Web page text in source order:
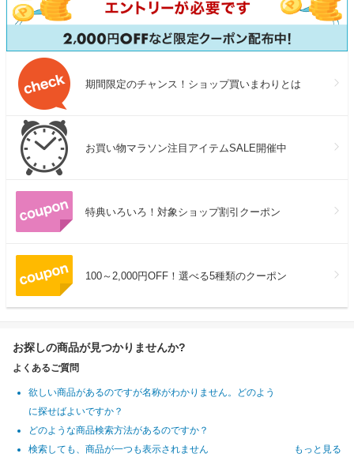
期間限定のチャンス！ショップ買いまわりとは
お買い物マラソン注目アイテムSALE開催中
特典いろいろ！対象ショップ割引クーポン
100～2,000円OFF！選べる5種類のクーポン
お探しの商品が見つかりませんか?
よくあるご質問
欲しい商品があるのですが名称がわかりません。どのよう
に探せばよいですか？
どのような商品検索方法があるのですか？
検索しても、商品が一つも表示されません
もっと見る